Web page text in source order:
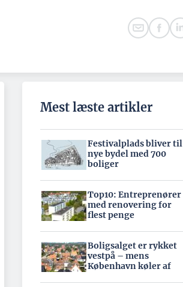
Mest læste artikler
Festivalplads bliver til
nye bydel med 700
boliger
Top10: Entreprenører
med renovering for
flest penge
Boligsalget er rykket
vestpå – mens
København køler af